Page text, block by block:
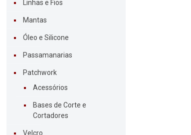
Linhas e Fios
Mantas
Óleo e Silicone
Passamanarias
Patchwork
Acessórios
Bases de Corte e
Cortadores
Velcro